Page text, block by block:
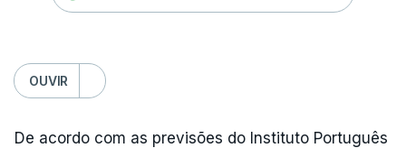
OUVIR
De acordo com as previsões do Instituto Português